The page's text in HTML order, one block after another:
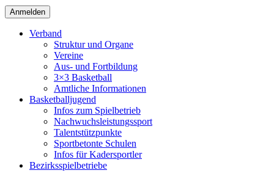
Verband
Struktur und Organe
Vereine
Aus- und Fortbildung
3×3 Basketball
Amtliche Informationen
Basketballjugend
Infos zum Spielbetrieb
Nachwuchsleistungssport
Talentstützpunkte
Sportbetonte Schulen
Infos für Kadersportler
Bezirksspielbetriebe